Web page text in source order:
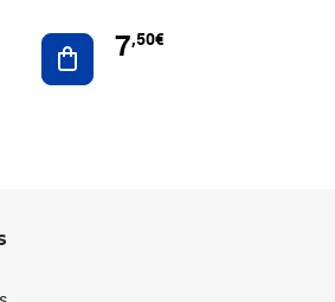
Ajouter au panier
7,50€